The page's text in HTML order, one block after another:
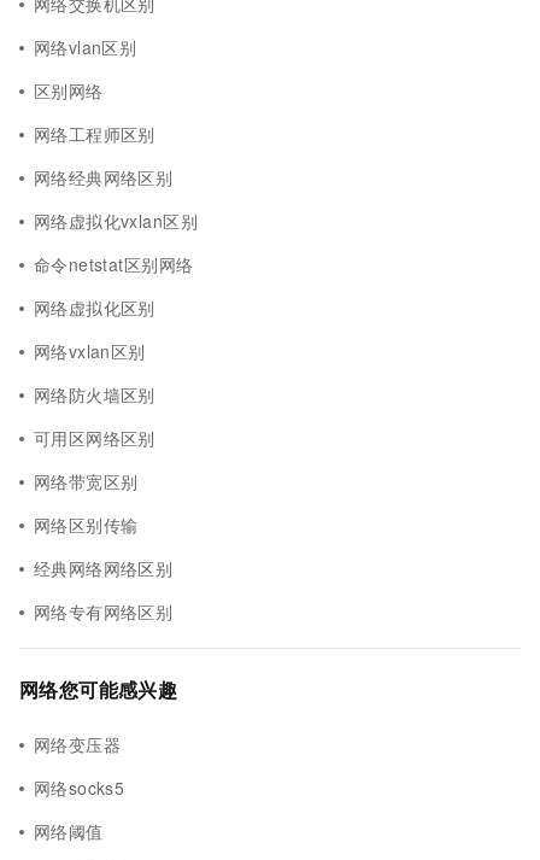
网络vlan区别
区别网络
网络工程师区别
网络经典网络区别
网络虚拟化vxlan区别
命令netstat区别网络
网络虚拟化区别
网络vxlan区别
网络防火墙区别
可用区网络区别
网络带宽区别
网络区别传输
经典网络网络区别
网络专有网络区别
网络您可能感兴趣
网络变压器
网络socks5
网络阈值